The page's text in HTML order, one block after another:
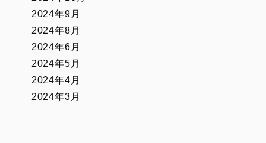
2024年9月
2024年8月
2024年6月
2024年5月
2024年4月
2024年3月